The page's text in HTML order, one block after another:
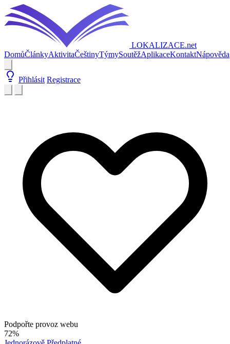
LOKALIZACE.net
DomůČlánkyAktivitaČeštinyTýmySoutěžAplikaceKontaktNápověda
Přihlásit Registrace
Podpořte provoz webu
72%